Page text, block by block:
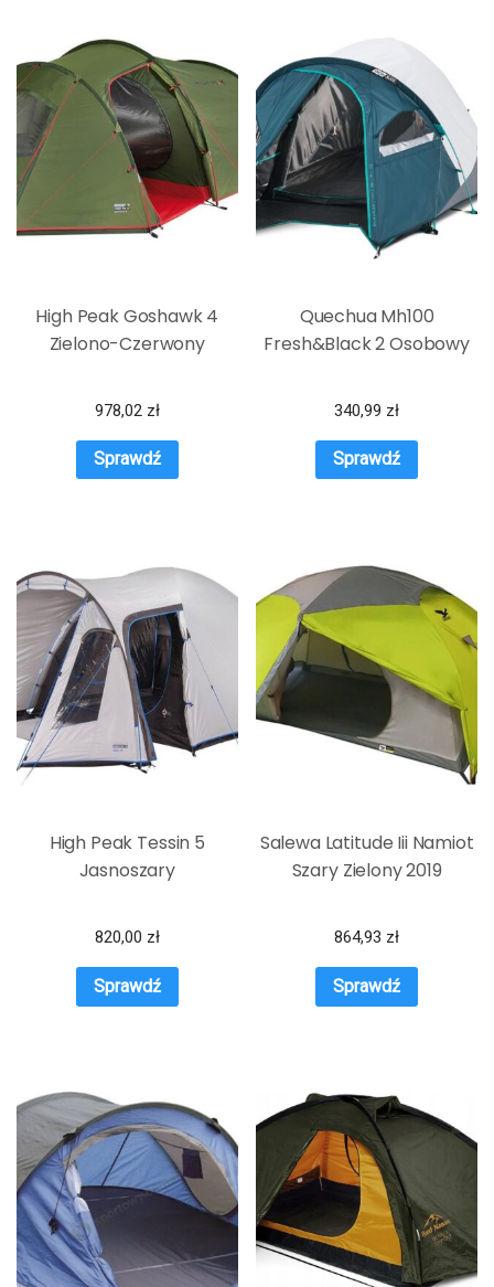
High Peak Goshawk 4
Zielono-Czerwony
978,02 zł
Sprawdź
Quechua Mh100
Fresh&Black 2 Osobowy
340,99 zł
Sprawdź
High Peak Tessin 5
Jasnoszary
820,00 zł
Sprawdź
Salewa Latitude Iii Namiot
Szary Zielony 2019
864,93 zł
Sprawdź